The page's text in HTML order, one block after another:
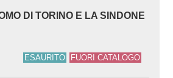
DI TORINO E LA SINDONE
ESAURITO FUORI CATALOGO